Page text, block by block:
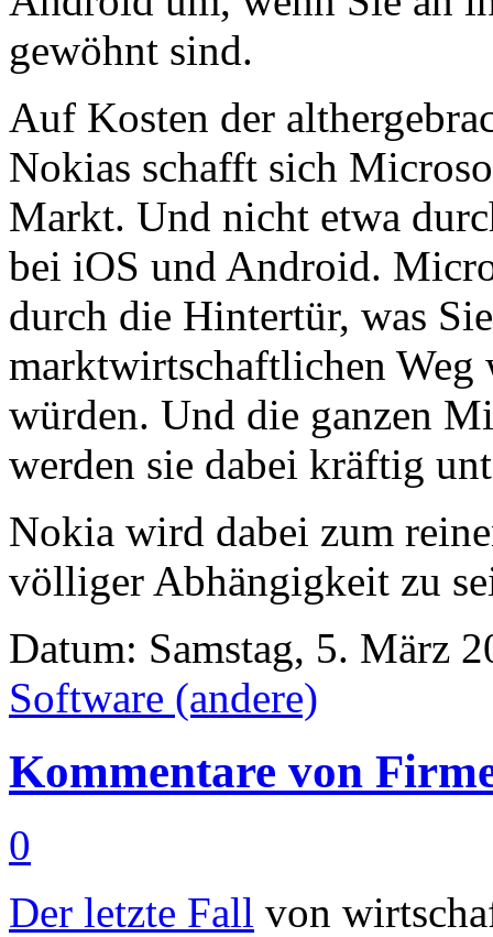
gewöhnt sind.
Auf Kosten der
Nokias schafft sich
Markt. Und nicht etwa
bei iOS und Android.
durch die Hintertür, was
marktwirtschaftlichen
würden. Und die ganzen
werden sie dabei kräftig
Nokia wird dabei zum
völliger Abhängigkeit zu
Datum: Samstag, 5. März
Software (andere)
Kommentare von
0
Der letzte Fall von